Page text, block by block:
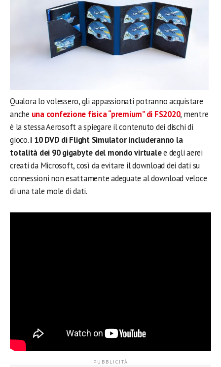
Qualora lo volessero, gli appassionati potranno acquistare
anche una confezione fisica “premium” di FS2020, mentre
è la stessa Aerosoft a spiegare il contenuto dei dischi di
gioco.I 10 DVD di Flight Simulator includeranno la
totalità dei 90 gigabyte del mondo virtualee degli aerei
creati da Microsoft, così da evitare il download dei dati su
connessioni non esattamente adeguate al download veloce
di una tale mole di dati.